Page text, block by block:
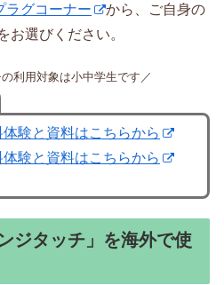
ラグコーナー
から、ご自身の
お選びください。
利用対象は小中学生です／
体験と資料はこちらから
体験と資料はこちらから
ジタッチ」を海外で使